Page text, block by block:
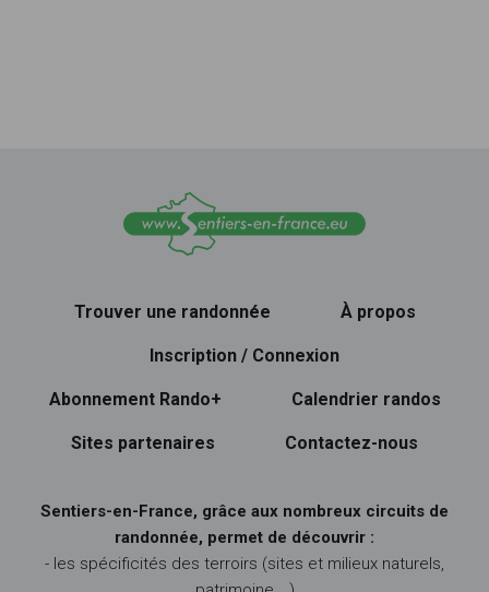
Trouver une randonnée À propos
Inscription / Connexion
Abonnement Rando+ Calendrier randos
Sites partenaires Contactez-nous
Sentiers-en-France, grâce aux nombreux circuits de
randonnée, permet de découvrir :
- les spécificités des terroirs (sites et milieux naturels,